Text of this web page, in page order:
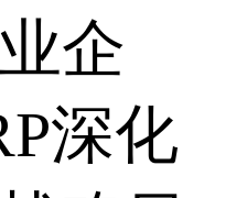
企
深化